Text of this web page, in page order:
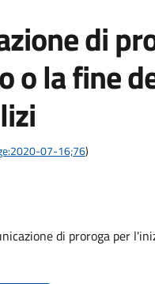
di
o la fine
07-16;76)
di proroga per